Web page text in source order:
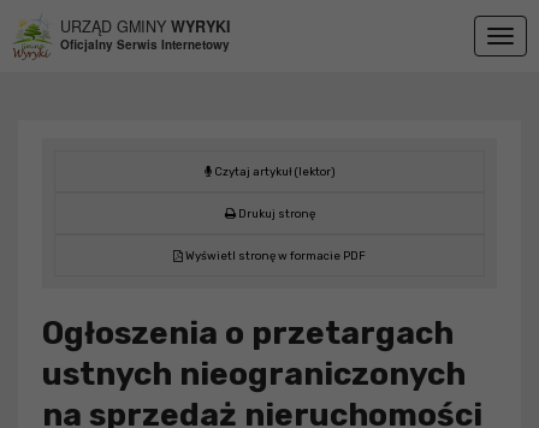
URZĄD GMINY WYRYKI
Oficjalny Serwis Internetowy
Czytaj artykuł (lektor)
Drukuj stronę
Wyświetl stronę w formacie PDF
Ogłoszenia o przetargach
ustnych nieograniczonych
na sprzedaż nieruchomości